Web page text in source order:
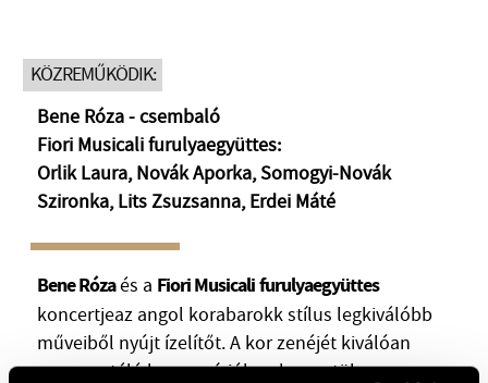
MŰVÉSZADATBÁZIS
ZENEMŰ-ADATBÁZIS
KÖZREMŰKÖDIK:
Bene Róza - csembaló
Fiori Musicali furulyaegyüttes:
Orlik Laura, Novák Aporka, Somogyi-Novák
Szironka, Lits Zsuzsanna, Erdei Máté
Bene Rózaés a Fiori Musicalifurulyaegyüttes
koncertjeaz angol korabarokk stílus legkiválóbb
műveiből nyújt ízelítőt. A kor zenéjét kiválóan
reprezentáló kompozíciókon keresztül